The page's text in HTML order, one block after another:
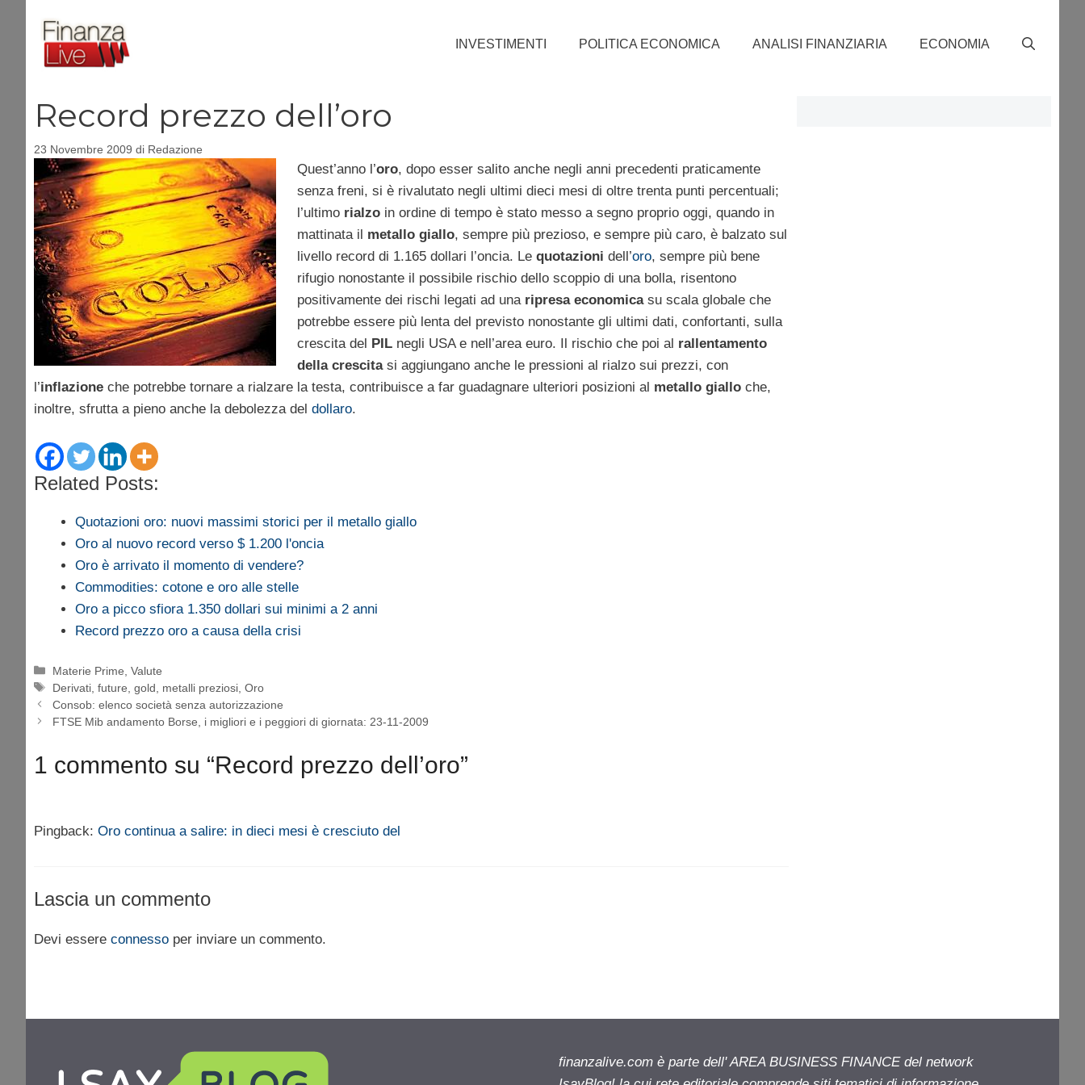
contenuto
INVESTIMENTI POLITICA ECONOMICA ANALISI FINANZIARIA ECONOMIA
Record prezzo dell’oro
23 Novembre 2009 di Redazione
Quest’anno l’oro, dopo esser salito anche negli anni precedenti praticamente
senza freni, si è rivalutato negli ultimi dieci mesi di oltre trenta punti percentuali;
l’ultimo rialzoin ordine di tempo è stato messo a segno proprio oggi, quando in
mattinata il metallo giallo, sempre più prezioso, e sempre più caro, è balzato sul
livello record di 1.165 dollari l’oncia. Le quotazioni dell’oro, sempre più bene
rifugio nonostante il possibile rischio dello scoppio di una bolla, risentono
positivamente dei rischi legati ad una ripresa economicasu scala globale che
potrebbe essere più lenta del previsto nonostante gli ultimi dati, confortanti, sulla
crescita del PILnegli USA e nell’area euro. Il rischio che poi al rallentamento
della crescitasi aggiungano anche le pressioni al rialzo sui prezzi, con
l’inflazione che potrebbe tornare a rialzare la testa, contribuisce a far guadagnare ulteriori posizioni al metallo giallo che,
inoltre, sfrutta a pieno anche la debolezza del dollaro.
Related Posts:
Quotazioni oro: nuovi massimi storici per il metallo giallo
Oro al nuovo record verso $ 1.200 l'oncia
Oro è arrivato il momento di vendere?
Commodities: cotone e oro alle stelle
Oro a picco sfiora 1.350 dollari sui minimi a 2 anni
Record prezzo oro a causa della crisi
Categorie
Materie Prime ,Valute
Tag
Derivati ,future ,gold metalli preziosi ,Oro
Consob: elenco società senza autorizzazione
FTSE Mib andamento Borse, i migliori e i peggiori di giornata: 23-11-2009
1 commento su “Record prezzo dell’oro”
Pingback: Oro continua a salire: in dieci mesi è cresciuto del
Lascia un commento
Devi essere connesso per inviare un commento.
finanzalive.com è parte dell' AREA BUSINESS FINANCE del network